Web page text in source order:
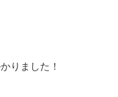
りました！